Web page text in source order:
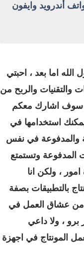
أندرويد وايفون
اما بعد ، احبتي
والتقنيات والربح من
سوف اشارك معكم
استخدامها في
والمدفوعة في نفس
المدفوعة وتستمتع
، ولكن انا
بالتطبيقات بصفة
من عشاق العمل في
برو ، ولا داعي
المونتاج في اجهزة